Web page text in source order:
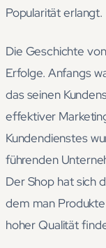
Popularität erlangt.
Die Geschichte
Erfolge. Anfangs
das seinen
effektiver
Kundendienstes
führenden
Der Shop hat sich
dem man
hoher Qualität